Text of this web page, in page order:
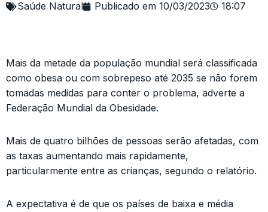
Saúde Natural Publicado em 10/03/2023 18:07
Mais da metade da população mundial será classificada
como obesa ou com sobrepeso até 2035 se não forem
tomadas medidas para conter o problema, adverte a
Federação Mundial da Obesidade.
Mais de quatro bilhões de pessoas serão afetadas, com
as taxas aumentando mais rapidamente,
particularmente entre as crianças, segundo o relatório.
A expectativa é de que os países de baixa e média